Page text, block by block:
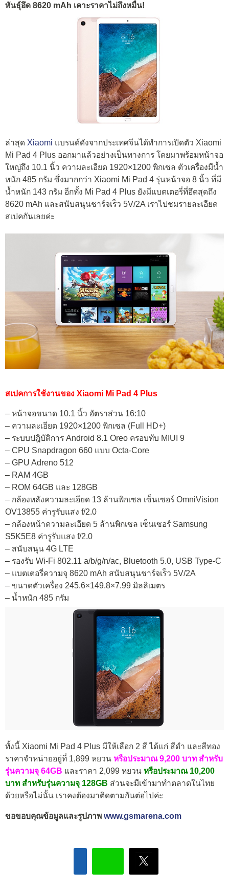
พันธุ์อึด 8620 mAh เคาะราคาไม่ถึงหมื่น!
ล่าสุด Xiaomi แบรนด์ดังจากประเทศจีนได้ทำการเปิดตัว Xiaomi
Mi Pad 4 Plus ออกมาแล้วอย่างเป็นทางการ โดยมาพร้อมหน้าจอ
ใหญ่ถึง 10.1 นิ้ว ความละเอียด 1920×1200 พิกเซล ตัวเครื่องมีน้ำ
หนัก 485 กรัม ซึ่งมากกว่า Xiaomi Mi Pad 4 รุ่นหน้าจอ 8 นิ้ว ที่มี
น้ำหนัก 143 กรัม อีกทั้ง Mi Pad 4 Plus ยังมีแบตเตอรี่ที่อึดสุดถึง
8620 mAh และสนับสนุนชาร์จเร็ว 5V/2A เราไปชมรายละเอียด
สเปคกันเลยค่ะ
สเปคการใช้งานของ Xiaomi Mi Pad 4 Plus
– หน้าจอขนาด 10.1 นิ้ว อัตราส่วน 16:10
– ความละเอียด 1920×1200 พิกเซล (Full HD+)
– ระบบปฎิบัติการ Android 8.1 Oreo ครอบทับ MIUI 9
– CPU Snapdragon 660 แบบ Octa-Core
– GPU Adreno 512
– RAM 4GB
– ROM 64GB และ 128GB
– กล้องหลังความละเอียด 13 ล้านพิกเซล เซ็นเซอร์ OmniVision
OV13855 ค่ารูรับแสง f/2.0
– กล้องหน้าความละเอียด 5 ล้านพิกเซล เซ็นเซอร์ Samsung
S5K5E8 ค่ารูรับแสง f/2.0
– สนับสนุน 4G LTE
– รองรับ Wi-Fi 802.11 a/b/g/n/ac, Bluetooth 5.0, USB Type-C
– แบตเตอรี่ความจุ 8620 mAh สนับสนุนชาร์จเร็ว 5V/2A
– ขนาดตัวเครื่อง 245.6×149.8×7.99 มิลลิเมตร
– น้ำหนัก 485 กรัม
ทั้งนี้ Xiaomi Mi Pad 4 Plus มีให้เลือก 2 สี ได้แก่ สีดำ และสีทอง
ราคาจำหน่ายอยู่ที่ 1,899 หยวน หรือประมาณ 9,200 บาท สำหรับ
รุ่นความจุ 64GB และราคา 2,099 หยวน หรือประมาณ 10,200
บาท สำหรับรุ่นความจุ 128GB ส่วนจะมีเข้ามาทำตลาดในไทย
ด้วยหรือไม่นั้น เราคงต้องมาติดตามกันต่อไปค่ะ
ขอขอบคุณข้อมูลและรูปภาพ www.gsmarena.com